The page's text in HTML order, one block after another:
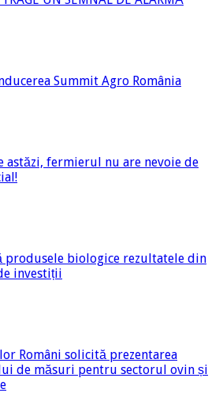
Summit Agro România
astăzi, fermierul nu are nevoie de
produsele biologice rezultatele din
investiții
Români solicită prezentarea
de măsuri pentru sectorul ovin și